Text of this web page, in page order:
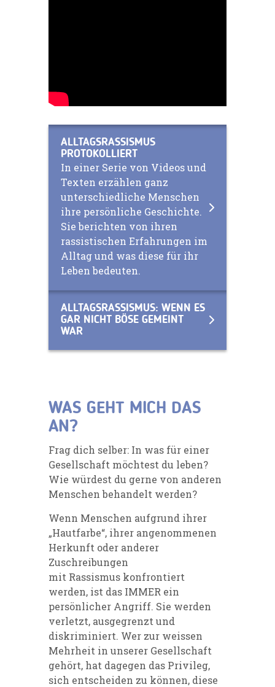
ALLTAGSRASSISMUS
PROTOKOLLIERT
In einer Serie von Videos und
Texten erzählen ganz
unterschiedliche Menschen
ihre persönliche Geschichte.
Sie berichten von ihren
rassistischen Erfahrungen im
Alltag und was diese für ihr
Leben bedeuten.
ALLTAGSRASSISMUS: WENN ES
GAR NICHT BÖSE GEMEINT
WAR
WAS GEHT MICH DAS
AN?
Frag dich selber: In was für einer
Gesellschaft möchtest du leben?
Wie würdest du gerne von anderen
Menschen behandelt werden?
Wenn Menschen aufgrund ihrer
„Hautfarbe“, ihrer angenommenen
Herkunft oder anderer
Zuschreibungen
mit Rassismus konfrontiert
werden, ist das IMMER ein
persönlicher Angriff. Sie werden
verletzt, ausgegrenzt und
diskriminiert. Wer zur weissen
Mehrheit in unserer Gesellschaft
gehört, hat dagegen das Privileg,
sich entscheiden zu können, diese